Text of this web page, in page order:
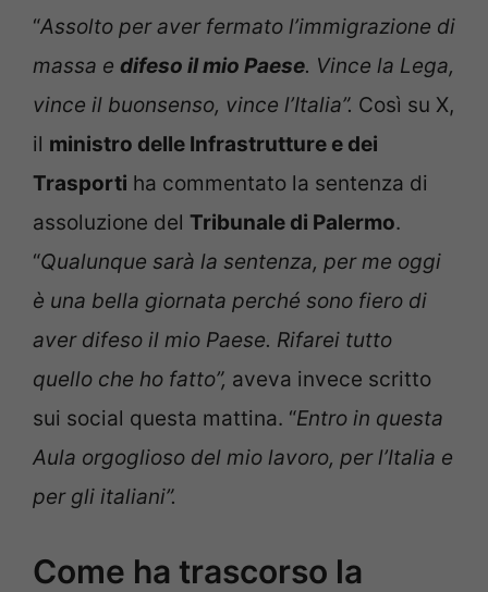
“Assolto per aver fermato l’immigrazione di
massa e difeso il mio Paese. Vince la Lega,
vince il buonsenso, vince l’Italia”. Così su X,
il ministro delle Infrastrutture e dei
Trasporti ha commentato la sentenza di
assoluzione del Tribunale di Palermo.
“Qualunque sarà la sentenza, per me oggi
è una bella giornata perché sono fiero di
aver difeso il mio Paese. Rifarei tutto
quello che ho fatto”, aveva invece scritto
sui social questa mattina. “Entro in questa
Aula orgoglioso del mio lavoro, per l’Italia e
per gli italiani”.
Come ha trascorso la